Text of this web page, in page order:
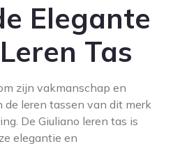
Elegante
Tas
zijn vakmanschap en
leren tassen van dit merk
De Giuliano leren tas is
elegantie en